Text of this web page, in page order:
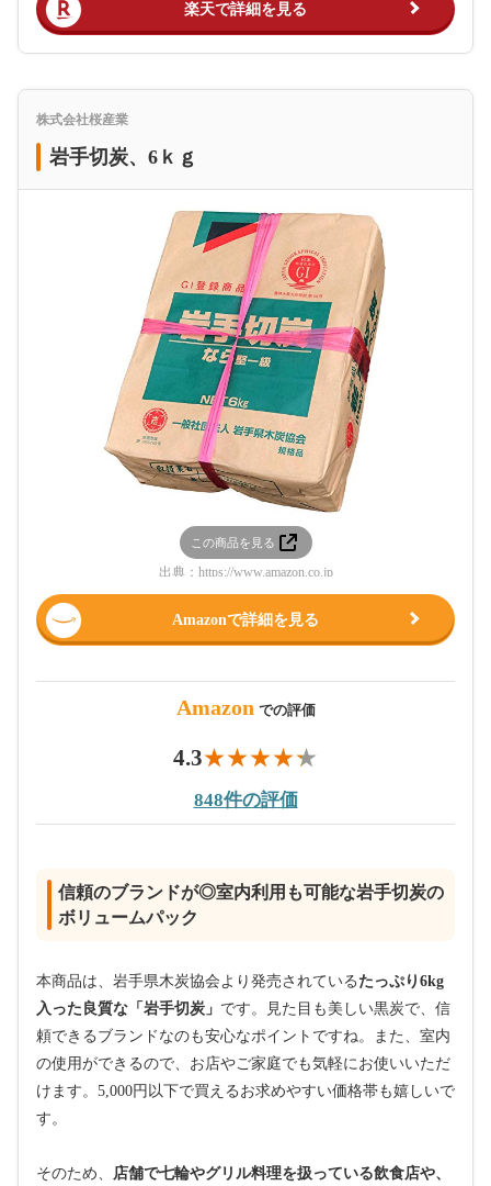
楽天で詳細を見る
株式会社桜産業
岩手切炭、6ｋｇ
この商品を見る
出典： https://www.amazon.co.jp
Amazonで詳細を見る
Amazon での評価
4.3
848件の評価
信頼のブランドが◎室内利用も可能な岩手切炭の
ボリュームパック
本商品は、岩手県木炭協会より発売されている たっぷり6kg
入った良質な「岩手切炭」 です。見た目も美しい黒炭で、信
頼できるブランドなのも安心なポイントですね。また、室内
の使用ができるので、お店やご家庭でも気軽にお使いいただ
けます。5,000円以下で買えるお求めやすい価格帯も嬉しいで
す。
そのため、 店舗で七輪やグリル料理を扱っている飲食店や、